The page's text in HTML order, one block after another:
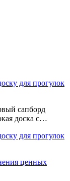
для прогулок
сапборд
доска с…
для прогулок
ценных